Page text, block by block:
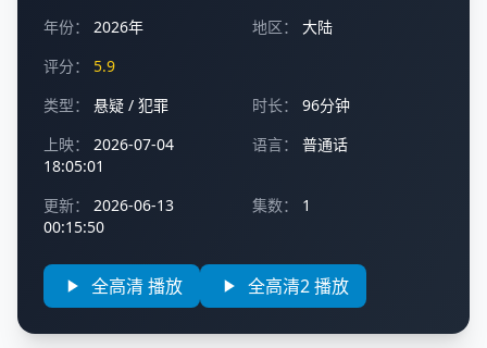
年份：
2026年 地区：
大陆
评分：
5.9
类型：
悬疑 / 犯罪 时长：
96分钟
上映：
2026-07-04
18:05:01
语言： 普通话
更新：
2026-06-13
00:15:50
集数： 1
全高清 播放 全高清2 播放